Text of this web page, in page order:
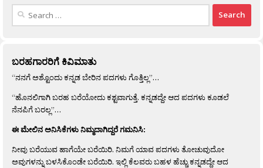
Search
ಬರಹಗಾರರಿಗೆ ಕಿವಿಮಾತು
“ನನಗೆ ಅಶ್ಟೊಂದು ಕನ್ನಡ ಬೇರಿನ ಪದಗಳು ಗೊತ್ತಿಲ್ಲ”…
“ಹೊನಲಿಗಾಗಿ ಬರಹ ಬರೆಯೋದು ಕಶ್ಟವಾಗುತ್ತೆ. ಕನ್ನಡದ್ದೇ ಆದ ಪದಗಳು ಕೂಡಲೆ
ನೆನಪಿಗೆ ಬರಲ್ಲ”…
ಈ ಮೇಲಿನ ಅನಿಸಿಕೆಗಳು ನಿಮ್ಮದಾಗಿದ್ದರೆ ಗಮನಿಸಿ:
ನೀವು ಬರೆಯುವ ಹಾಗೆಯೇ ಬರೆಯಿರಿ. ನಿಮಗೆ ಯಾವ ಪದಗಳು ತೋಚುವುದೋ
ಅವುಗಳನ್ನು ಬಳಸಿಕೊಂಡೇ ಬರೆಯಿರಿ. ಇಲ್ಲಿ ಕೆಲವರು ಬಹಳ ಹೆಚ್ಚು ಕನ್ನಡದ್ದೇ ಆದ